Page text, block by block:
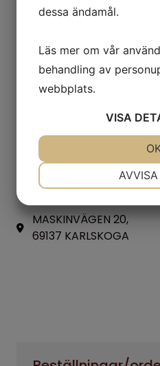
Kontakta oss!
Kontaktuppgifter
Besök oss
Vi är lokaliserade i
Karlskoga som ligger i
Värmland!
MASKINVÄGEN 20,
69137 KARLSKOGA
dessa ändamål.
Läs mer om vår
behandling av
webbplats.
VISA
MARKNADSFÖRING